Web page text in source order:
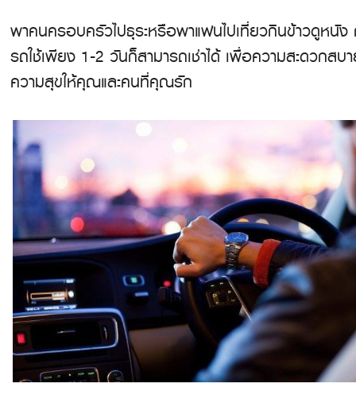
พาคนครอบครัวไปธุระหรือพาแฟนไปเที่ยวกินข้าวดูหนัง
รถใช้เพียง 1-2 วันก็สามารถเช่าได้ เพื่อความสะดวกสบ
ความสุขให้คุณและคนที่คุณรัก